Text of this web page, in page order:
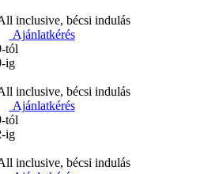
inclusive, bécsi indulás
Ajánlatkérés
-tól
-ig
inclusive, bécsi indulás
Ajánlatkérés
-tól
-ig
inclusive, bécsi indulás